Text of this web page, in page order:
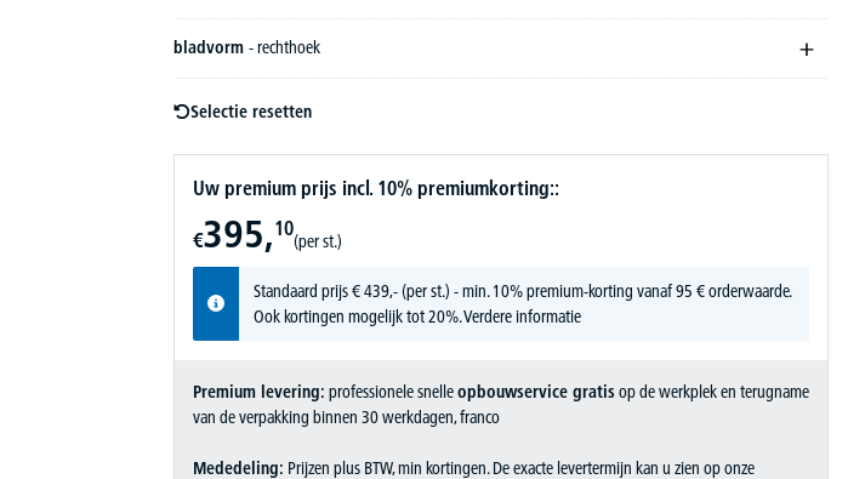
bladvorm - rechthoek
Selectie resetten
Uw premium prijs incl. 10% premiumkorting::
€395,10
(per st.)
Standaard prijs€439,-(per st.) - min. 10% premium-korting vanaf 95 € orderwaarde.
Ook kortingen mogelijk tot 20%.Verdere informatie
Premium levering: professionele snelleopbouwservice gratisop de werkplek en terugname
van de verpakking binnen 30 werkdagen, franco
Mededeling: Prijzen plus BTW, min kortingen. De exacte levertermijn kan u zien op onze